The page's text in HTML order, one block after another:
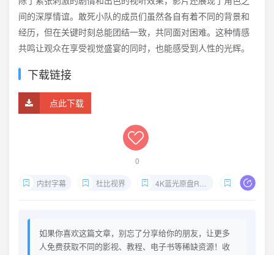
间的深厚情谊。敢死小队的成员们虽然各自有着不同的背景和
经历，但在关键时刻总能团结一致，共同面对困难。这种情感
共鸣让观众在享受视觉盛宴的同时，也能感受到人性的光辉。
下载链接
点此下载
0
内封字幕 杜比视界 4K蓝光原盘REMUX 敢死队 第4部
如果你喜欢这篇文章，别忘了分享给你的朋友，让更多
人免费获取不同的影视、教程、电子书等稀缺资源！收